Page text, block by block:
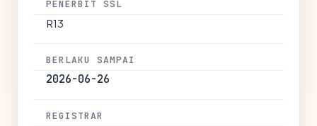
PENERBIT SSL
R13
BERLAKU SAMPAI
2026-06-26
REGISTRAR